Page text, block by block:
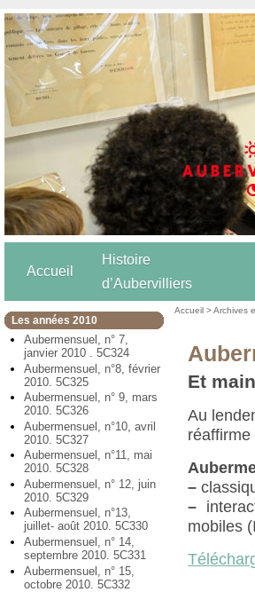
Accueil
Histoire
d’Aubervilliers
Les années 2010
Aubermensuel, n° 7,
janvier 2010 . 5C324
Aubermensuel, n°8, février
2010. 5C325
Aubermensuel, n° 9, mars
2010. 5C326
Aubermensuel, n°10, avril
2010. 5C327
Aubermensuel, n°11, mai
2010. 5C328
Aubermensuel, n° 12, juin
2010. 5C329
Aubermensuel, n°13,
juillet- août 2010. 5C330
Aubermensuel, n° 14,
septembre 2010. 5C331
Aubermensuel, n° 15,
octobre 2010. 5C332
Accueil >Archives
Et
Au
–
–
mobiles